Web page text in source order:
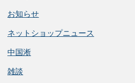
お知らせ
ネットショップニュース
中国淅
雑談